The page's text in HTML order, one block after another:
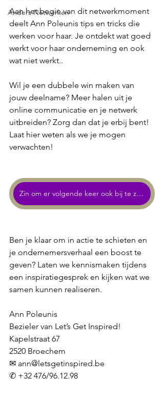
Anders Netwerken
Aan het begin van dit netwerkmoment
deelt Ann Poleunis tips en tricks die
werken voor haar. Je ontdekt wat goed
werkt voor haar onderneming en ook
wat niet werkt..
Wil je een dubbele win maken van
jouw deelname? Meer halen uit je
online communicatie en je netwerk
uitbreiden? Zorg dan dat je erbij bent!
Laat hier weten als we je mogen
verwachten!
Zin om er volgende keer ook bij te zijn?
Ben je klaar om in actie te schieten en
je ondernemersverhaal een boost te
geven? Laten we kennismaken tijdens
een inspiratiegesprek en kijken wat we
samen kunnen realiseren.
Ann Poleunis
Bezieler van Let’s Get Inspired!
Kapelstraat 67
2520 Broechem
✉ ann@letsgetinspired.be
✆ +32 476/96.12.98